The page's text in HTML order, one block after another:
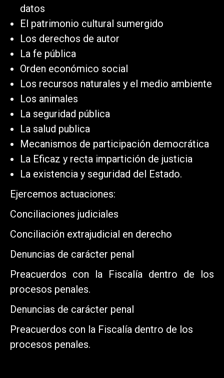
datos
El patrimonio cultural sumergido
Los derechos de autor
La fe pública
Orden económico social
Los recursos naturales y el medio ambiente
Los animales
La seguridad pública
La salud publica
Mecanismos de participación democrática
La Eficaz y recta impartición de justicia
La existencia y seguridad del Estado.
Ejercemos actuaciones:
Conciliaciones judiciales
Conciliación extrajudicial en derecho
Denuncias de carácter penal
Preacuerdos con la Fiscalía dentro de los
procesos penales.
Denuncias de carácter penal
Preacuerdos con la Fiscalía dentro de los
procesos penales.